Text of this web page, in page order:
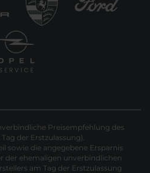
Preisempfehlung des
der Erstzulassung).
sowie die angegebene Ersparnis
der ehemaligen unverbindlichen
am Tag der Erstzulassung